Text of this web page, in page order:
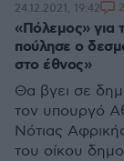
«Πόλεμος» για
πούλησε ο
στο έθνος»
Θα βγει σε
τον υπουργό
Νότιας
του οίκου
24.12.2021, 19:42 2